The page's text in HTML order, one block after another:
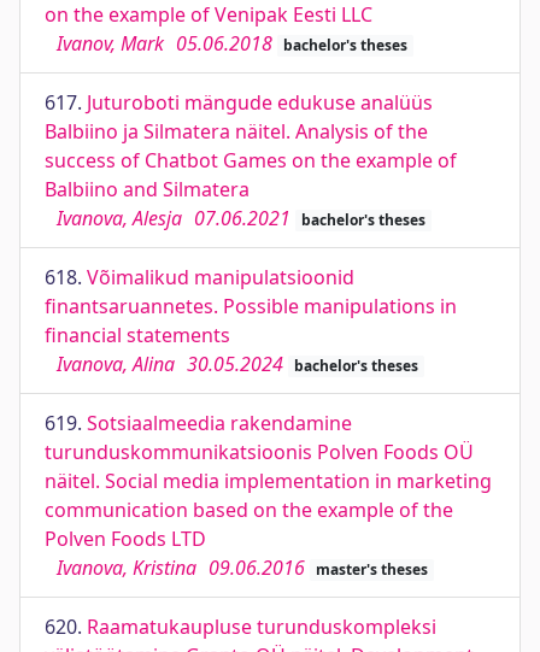
on the example of Venipak Eesti LLC
Ivanov, Mark 05.06.2018 bachelor's theses
617. Juturoboti mängude edukuse analüüs
Balbiino ja Silmatera näitel. Analysis of the
success of Chatbot Games on the example of
Balbiino and Silmatera
Ivanova, Alesja 07.06.2021 bachelor's theses
618. Võimalikud manipulatsioonid
finantsaruannetes. Possible manipulations in
financial statements
Ivanova, Alina 30.05.2024 bachelor's theses
619. Sotsiaalmeedia rakendamine
turunduskommunikatsioonis Polven Foods OÜ
näitel. Social media implementation in marketing
communication based on the example of the
Polven Foods LTD
Ivanova, Kristina 09.06.2016 master's theses
620. Raamatukaupluse turunduskompleksi